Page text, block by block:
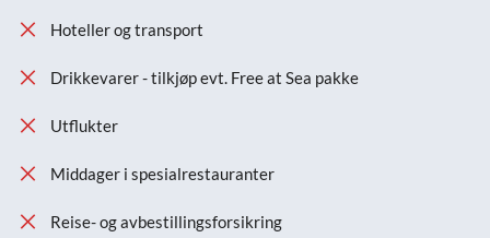
Hoteller og transport
Drikkevarer - tilkjøp evt. Free at Sea pakke
Utflukter
Middager i spesialrestauranter
Reise- og avbestillingsforsikring